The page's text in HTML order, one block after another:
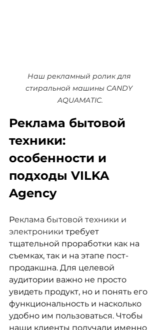
Наш рекламный ролик для
стиральной машины CANDY
AQUAMATIC.
Реклама бытовой
техники:
особенности и
подходы VILKA
Agency
Реклама бытовой техники и
электроники требует
тщательной проработки как на
съемках, так и на этапе пост-
продакшна. Для целевой
аудитории важно не просто
увидеть продукт, но и понять его
функциональность и насколько
удобно им пользоваться. Чтобы
наши клиенты получали именно